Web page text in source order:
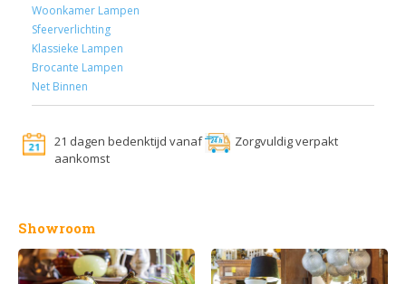
Woonkamer Lampen
Sfeerverlichting
Klassieke Lampen
Brocante Lampen
Net Binnen
21 dagen bedenktijd vanaf
aankomst
Zorgvuldig verpakt
Showroom